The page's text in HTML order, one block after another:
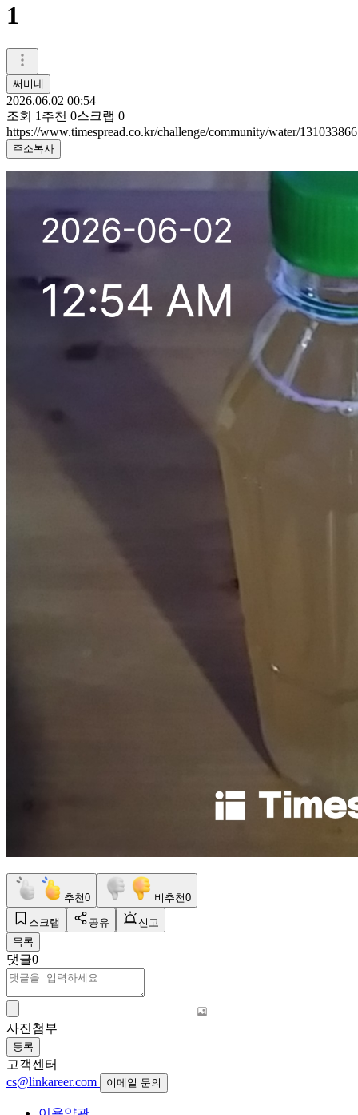
1
써비네
2026.06.02 00:54
조회 1 추천 0스크랩 0
https://www.timespread.co.kr/challenge/community/water/131033866
주소복사
추천0 비추천0
스크랩 공유
신고
목록
댓글0
사진첨부
등록
고객센터
cs@linkareer.com
이메일 문의